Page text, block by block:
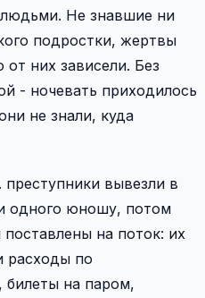
людьми. Не знавшие ни
подростки, жертвы
них зависели. Без
- ночевать приходилось
не знали, куда
вывезли в
одного юношу, потом
на поток: их
расходы по
билеты на паром,